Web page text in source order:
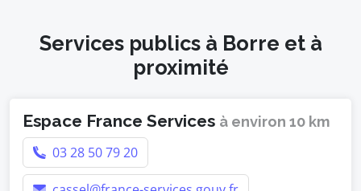
Services publics à Borre et à
proximité
Espace France Services à environ 10 km
03 28 50 79 20